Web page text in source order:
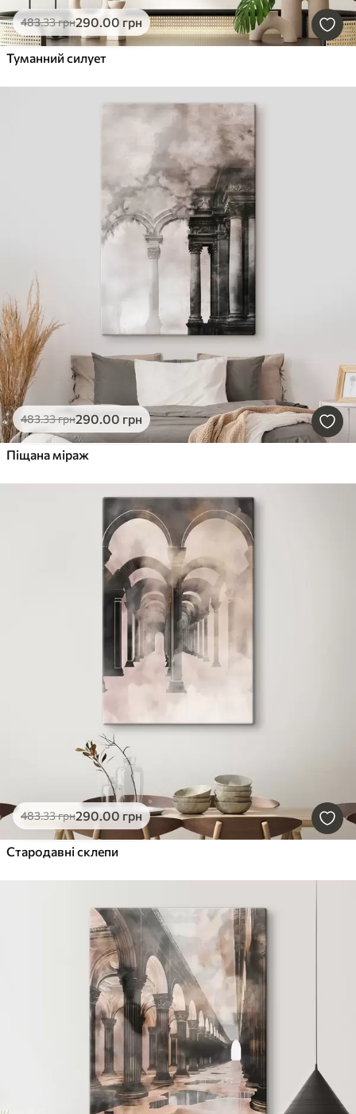
483.33грн290.00 грн
Туманний силует
483.33грн290.00 грн
Піщана міраж
483.33грн290.00 грн
Стародавні склепи